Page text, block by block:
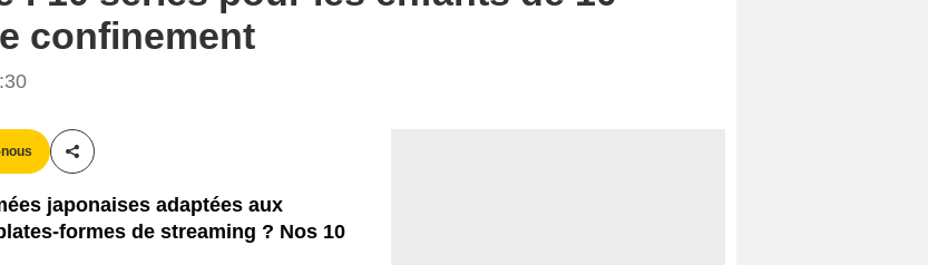
confinement
Partager cet article
japonaises adaptées aux
formes de streaming ? Nos 10